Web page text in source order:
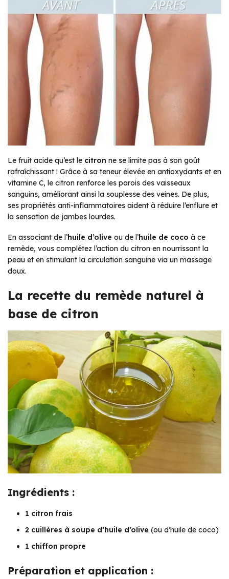
Le fruit acide qu’est le citron ne se limite pas à son goût
rafraîchissant ! Grâce à sa teneur élevée en antioxydants et en
vitamine C, le citron renforce les parois des vaisseaux
sanguins, améliorant ainsi la souplesse des veines. De plus,
ses propriétés anti-inflammatoires aident à réduire l’enflure et
la sensation de jambes lourdes.
En associant de l’huile d’olive ou de l’huile de coco à ce
remède, vous complétez l’action du citron en nourrissant la
peau et en stimulant la circulation sanguine via un massage
doux.
La recette du remède naturel à
base de citron
Ingrédients :
1 citron frais
2 cuillères à soupe d’huile d’olive (ou d’huile de coco)
1 chiffon propre
Préparation et application :